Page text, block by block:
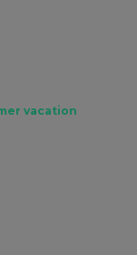
vacation